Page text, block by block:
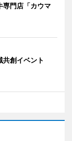
専門店「カウマ
共創イベント